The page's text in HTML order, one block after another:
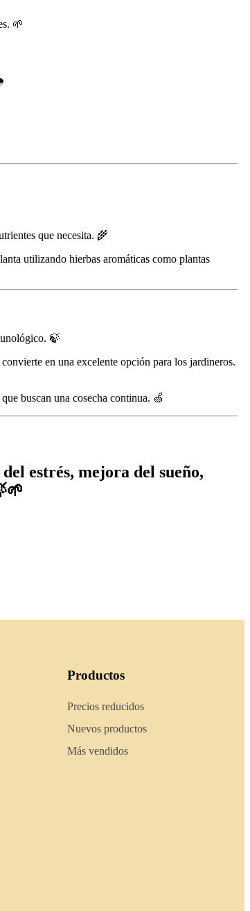
🌱
que necesita. 🌾
utilizando hierbas aromáticas como plantas
🍃
en una excelente opción para los jardineros.
buscan una cosecha continua. 🍏
estrés, mejora del sueño,
Productos
Precios reducidos
Nuevos productos
Más vendidos